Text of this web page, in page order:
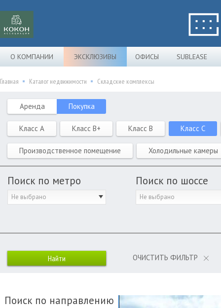
О КОМПАНИИ ЭКСКЛЮЗИВЫ ОФИСЫ SUBLEASE
Главная Каталог недвижимости Складские комплексы
Аренда Покупка
Класс A Класс B+ Класс B Класс C
Производственное помещение Холодильные камеры
Поиск по метро
Не выбрано
Поиск по шоссе
Не выбрано
ОЧИСТИТЬ ФИЛЬТР
Поиск по направлению